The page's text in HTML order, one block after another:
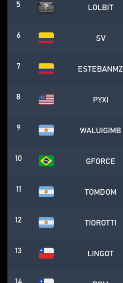
5 LOLBIT
6 SV
7 ESTEBANMZ
8 PYXI
9 WALUIGIMB
10 GFORCE
11 TOMDOM
12 TIOROTTI
13 LINGOT